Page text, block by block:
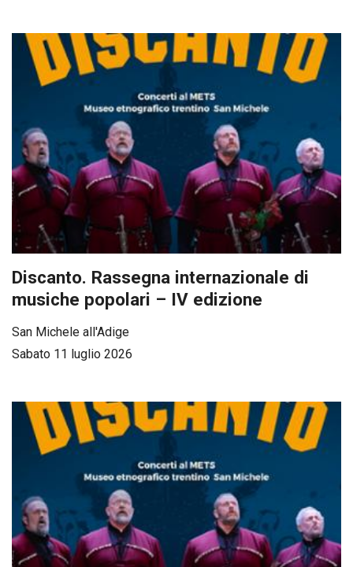
Discanto. Rassegna internazionale di
musiche popolari – IV edizione
San Michele all'Adige
Sabato 11 luglio 2026